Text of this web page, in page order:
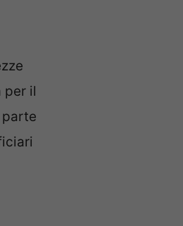
per il
parte